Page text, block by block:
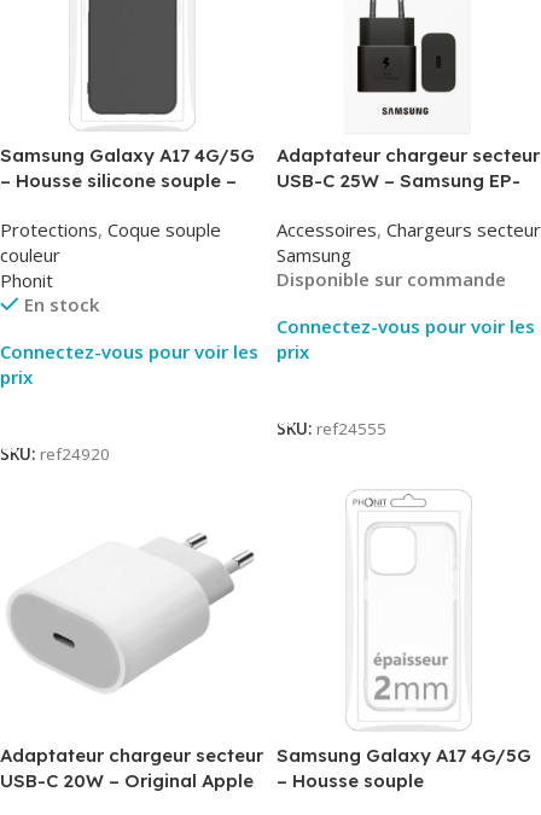
Samsung Galaxy A17 4G/5G
– Housse silicone souple –
Protections, Coque souple
couleur
Phonit
En stock
Connectez-vous pour voir les
prix
SKU: ref24920
Adaptateur chargeur secteur
USB-C 25W – Samsung EP-
Packaging Original
Accessoires, Chargeurs secteur
Samsung
Disponible sur commande
Connectez-vous pour voir les
prix
SKU: ref24555
Adaptateur chargeur secteur
USB-C 20W – Original Apple
Samsung Galaxy A17 4G/5G
– Housse souple